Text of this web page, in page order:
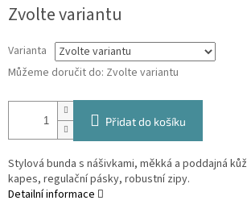
cena:
Zvolte variantu
Varianta
Můžeme doručit do: Zvolte variantu
Přidat do košíku
Stylová bunda s nášivkami, měkká a poddajná
kapes, regulační pásky, robustní zipy.
Detailní informace